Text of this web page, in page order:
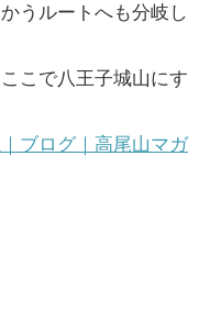
うルートへも分岐し
こで八王子城山にす
ブログ｜高尾山マガ